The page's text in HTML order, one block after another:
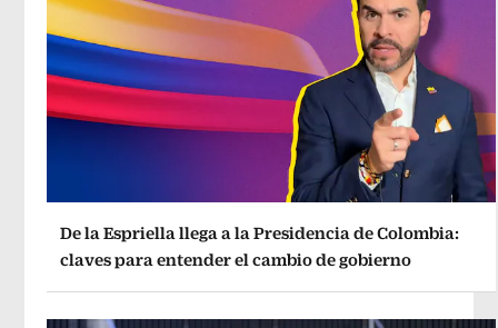
De la Espriella llega a la Presidencia de Colombia:
claves para entender el cambio de gobierno